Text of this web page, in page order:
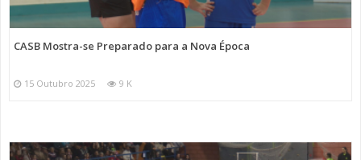
CASB Mostra-se Preparado para a Nova Época
15 Outubro 2025 9 K